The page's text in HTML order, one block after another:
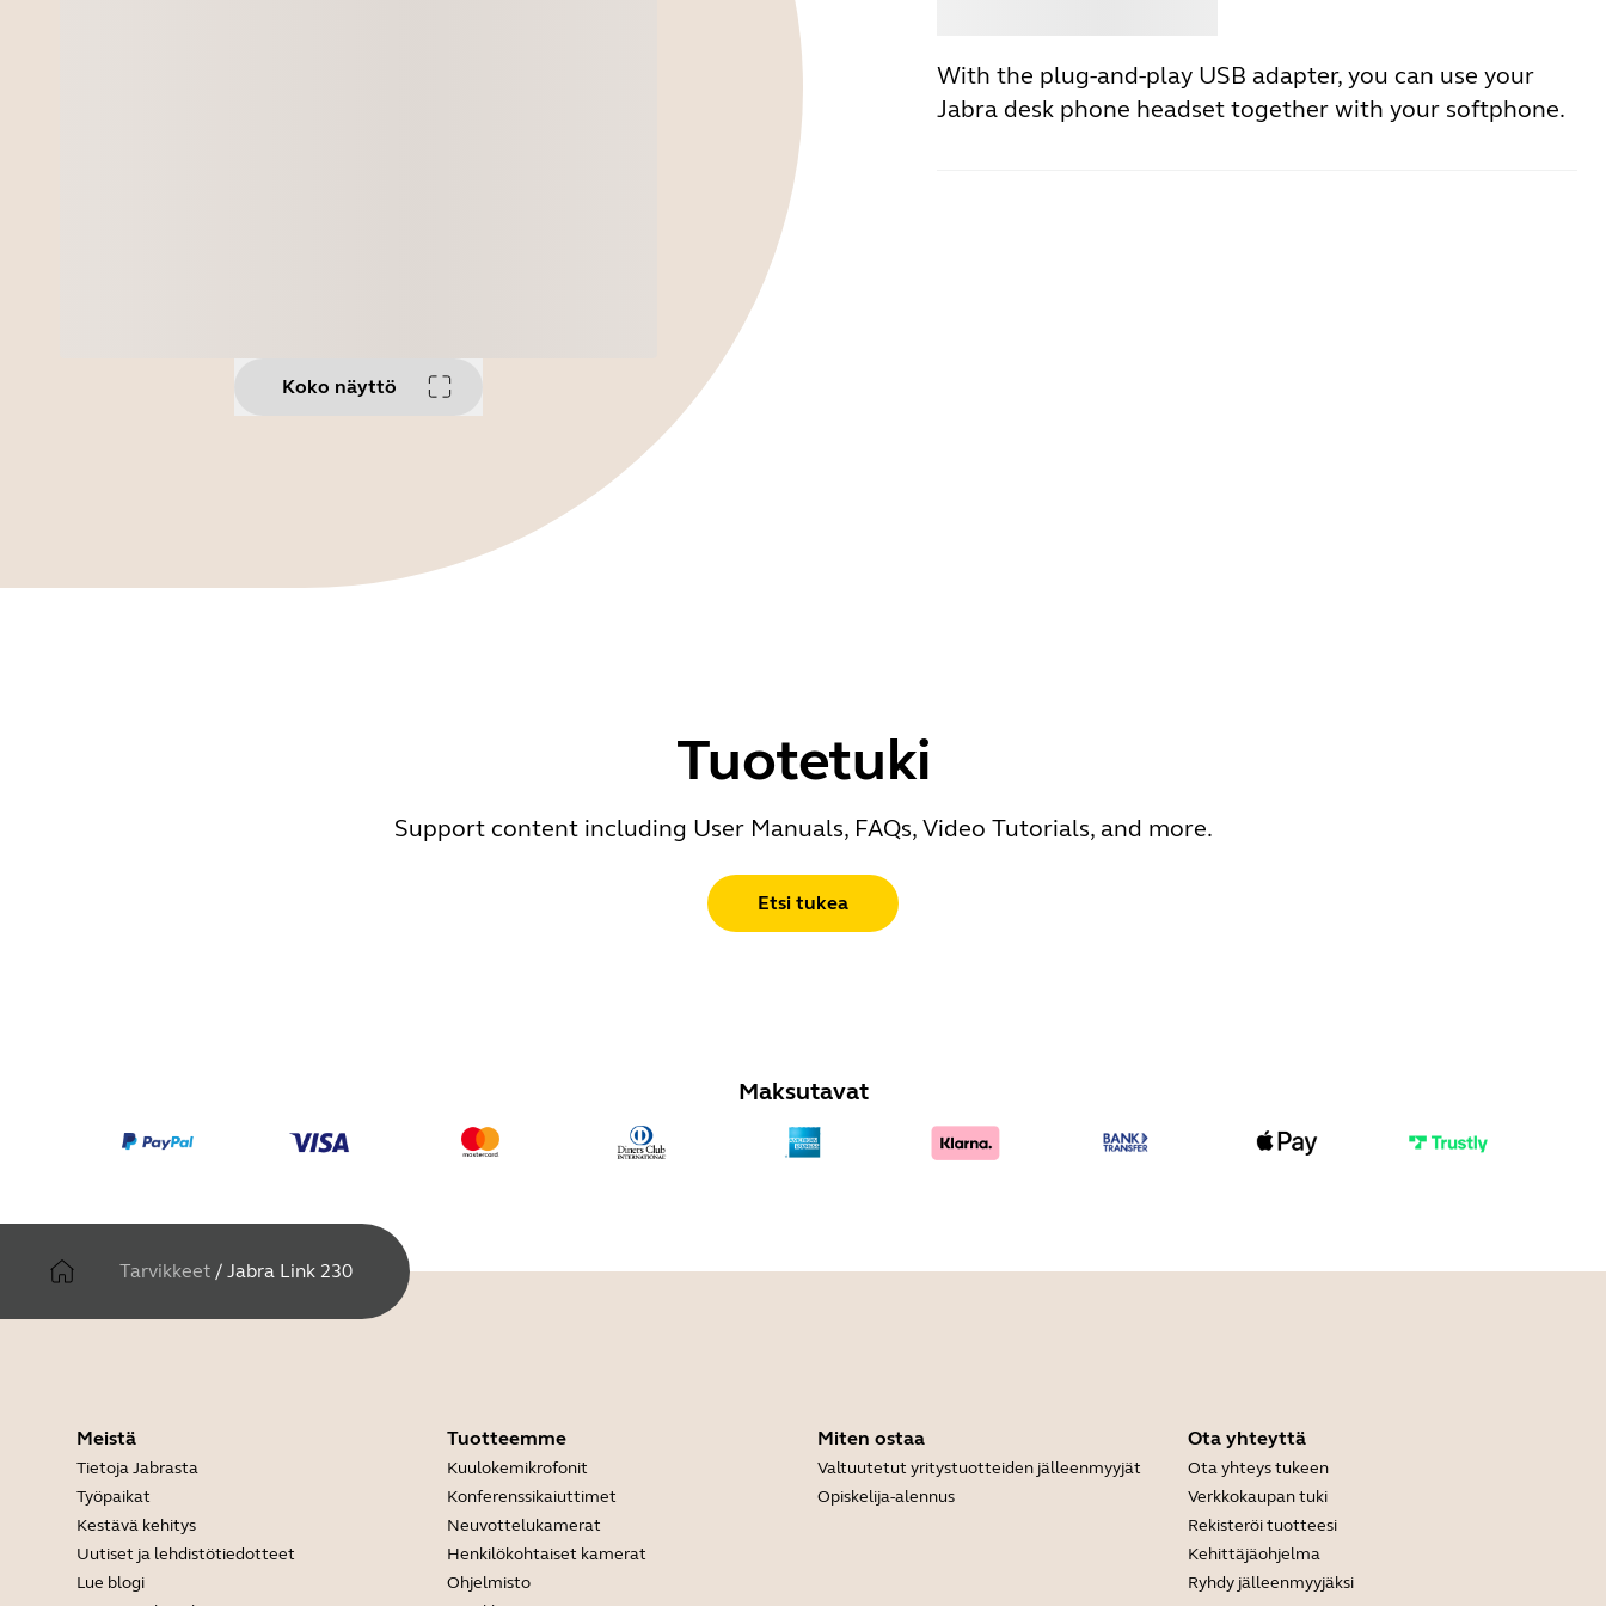
Koko näyttö
With the plug-and-play USB adapter, you can use your
Jabra desk phone headset together with your softphone.
Tuotetuki
Support content including User Manuals, FAQs, Video Tutorials, and more.
Etsi tukea
Maksutavat
Tarvikkeet / Jabra Link 230
Meistä
Tietoja Jabrasta
Työpaikat
Kestävä kehitys
Uutiset ja lehdistötiedotteet
Lue blogi
Tuotteemme
Kuulokemikrofonit
Konferenssikaiuttimet
Neuvottelukamerat
Henkilökohtaiset kamerat
Ohjelmisto
Miten ostaa
Valtuutetut yritystuotteiden jälleenmyyjät
Opiskelija-alennus
Ota yhteyttä
Ota yhteys tukeen
Verkkokaupan tuki
Rekisteröi tuotteesi
Kehittäjäohjelma
Ryhdy jälleenmyyjäksi